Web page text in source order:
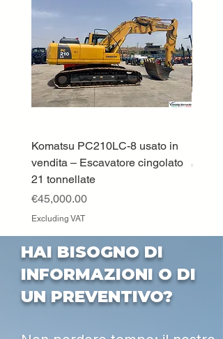
Komatsu PC210LC-8 usato in
vendita – Escavatore cingolato
21 tonnellate
Price
€45,000.00
Excluding VAT
Price
HAI BISOGNO DI
INFORMAZIONI O DI
UN PREVENTIVO?